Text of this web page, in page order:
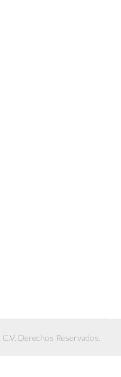
Derechos Reservados.